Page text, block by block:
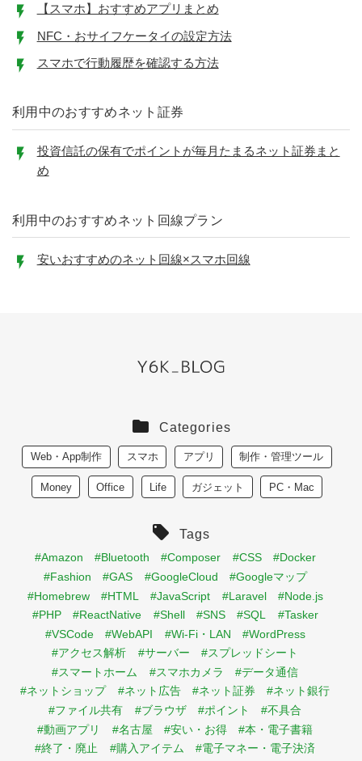
【スマホ】おすすめアプリまとめ
NFC・おサイフケータイの設定方法
スマホで行動履歴を確認する方法
利用中のおすすめネット証券
投資信託の保有でポイントが毎月たまるネット証券まと
め
利用中のおすすめネット回線プラン
安いおすすめのネット回線×スマホ回線
Categories
Web・App制作 スマホ アプリ 制作・管理ツール
Money Office Life ガジェット PC・Mac
Tags
#Amazon #Bluetooth #Composer #CSS
#Docker
#Fashion
#GAS #GoogleCloud
#Googleマップ
#Homebrew
#HTML #JavaScript #Laravel
#Node.js
#PHP
#ReactNative #Shell #SNS #SQL
#Tasker
#VSCode
#WebAPI #Wi-Fi・LAN
#WordPress
#アクセス解析
#サーバー
#スプレッドシート
#スマートホーム
#スマホカメラ
#データ通信
#ネットショップ
#ネット広告 #ネット証券
#ネット銀行
#ファイル共有
#ブラウザ #ポイント
#不具合
#動画アプリ
#名古屋 #安い・お得
#本・電子書籍
#終了・廃止
#購入アイテム
#電子マネー・電子決済